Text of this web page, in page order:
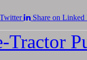
Share on Linked
Tractor